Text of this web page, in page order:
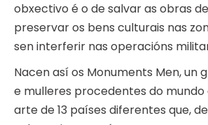
obxectivo é o de salvar as obras
preservar os bens culturais nas
sen interferir nas operacións
Nacen así os Monuments Men, un
e mulleres procedentes do
arte de 13 países diferentes que,